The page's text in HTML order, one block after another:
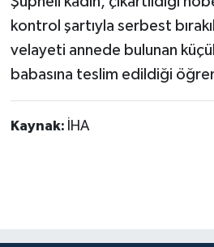
kontrol şartıyla serbest
velayeti annede bulunan
babasına teslim edildiği
Kaynak: İHA